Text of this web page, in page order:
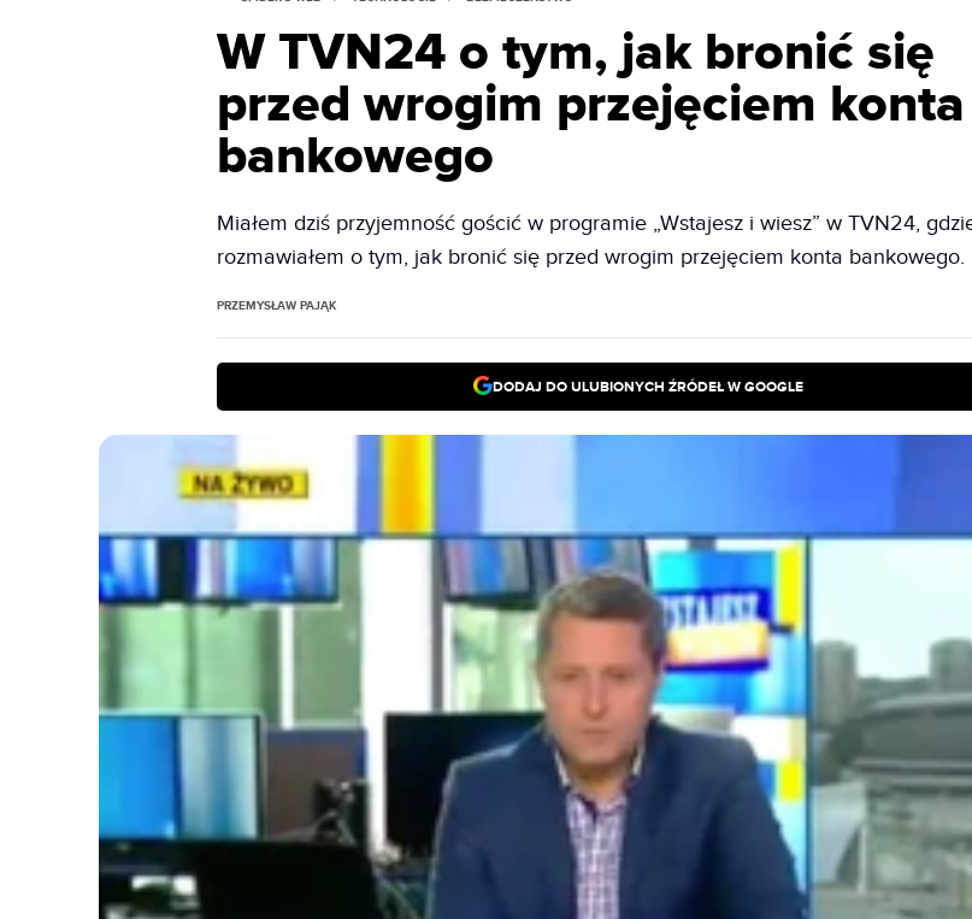
W TVN24 o tym, jak bronić się
przed wrogim przejęciem konta
bankowego
Miałem dziś przyjemność gościć w programie „Wstajesz i wiesz” w TVN24,
rozmawiałem o tym, jak bronić się przed wrogim przejęciem konta bankowego.
PRZEMYSŁAW PAJĄK
DODAJ DO ULUBIONYCH ŹRÓDEŁ W GOOGLE